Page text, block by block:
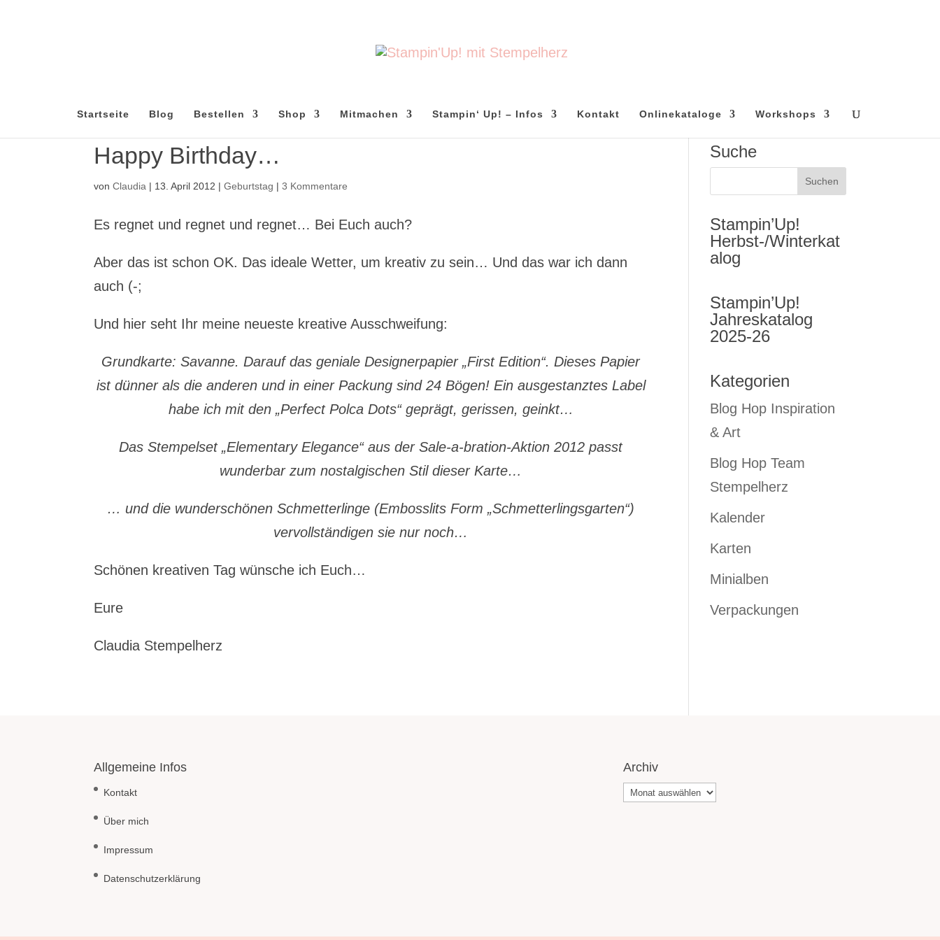
Startseite Blog Bestellen Shop Mitmachen Stampin‘ Up! – Infos Kontakt Onlinekataloge Workshops
Happy Birthday…
vonClaudia | 13. April 2012 |Geburtstag |3 Kommentare
Es regnet und regnet und regnet… Bei Euch auch?
Aber das ist schon OK. Das ideale Wetter, um kreativ zu sein… Und das war ich dann
auch (-;
Und hier seht Ihr meine neueste kreative Ausschweifung:
Grundkarte: Savanne. Darauf das geniale Designerpapier „First Edition“. Dieses Papier
ist dünner als die anderen und in einer Packung sind 24 Bögen! Ein ausgestanztes Label
habe ich mit den „Perfect Polca Dots“ geprägt, gerissen, geinkt…
Das Stempelset „Elementary Elegance“ aus der Sale-a-bration-Aktion 2012 passt
wunderbar zum nostalgischen Stil dieser Karte…
… und die wunderschönen Schmetterlinge (Embosslits Form „Schmetterlingsgarten“)
vervollständigen sie nur noch…
Schönen kreativen Tag wünsche ich Euch…
Eure
Claudia Stempelherz
Suche
Stampin’Up!
Herbst-/Winterkat
alog
Stampin’Up!
Jahreskatalog
2025-26
Kategorien
Blog Hop Inspiration
& Art
Blog Hop Team
Stempelherz
Kalender
Karten
Minialben
Verpackungen
Allgemeine Infos
Kontakt
Über mich
Impressum
Datenschutzerklärung
Archiv
Archiv